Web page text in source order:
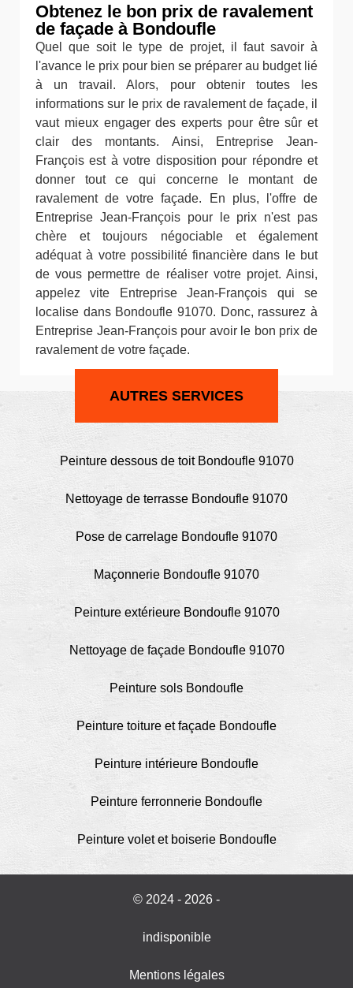
Obtenez le bon prix de ravalement
de façade à Bondoufle
Quel que soit le type de projet, il faut savoir à
l'avance le prix pour bien se préparer au budget lié
à un travail. Alors, pour obtenir toutes les
informations sur le prix de ravalement de façade, il
vaut mieux engager des experts pour être sûr et
clair des montants. Ainsi, Entreprise Jean-
François est à votre disposition pour répondre et
donner tout ce qui concerne le montant de
ravalement de votre façade. En plus, l'offre de
Entreprise Jean-François pour le prix n'est pas
chère et toujours négociable et également
adéquat à votre possibilité financière dans le but
de vous permettre de réaliser votre projet. Ainsi,
appelez vite Entreprise Jean-François qui se
localise dans Bondoufle 91070. Donc, rassurez à
Entreprise Jean-François pour avoir le bon prix de
ravalement de votre façade.
AUTRES SERVICES
Peinture dessous de toit Bondoufle 91070
Nettoyage de terrasse Bondoufle 91070
Pose de carrelage Bondoufle 91070
Maçonnerie Bondoufle 91070
Peinture extérieure Bondoufle 91070
Nettoyage de façade Bondoufle 91070
Peinture sols Bondoufle
Peinture toiture et façade Bondoufle
Peinture intérieure Bondoufle
Peinture ferronnerie Bondoufle
Peinture volet et boiserie Bondoufle
© 2024 - 2026 -
indisponible
Mentions légales